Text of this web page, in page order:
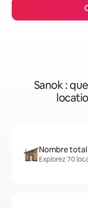
Sanok :
Nombre
Explorez 70